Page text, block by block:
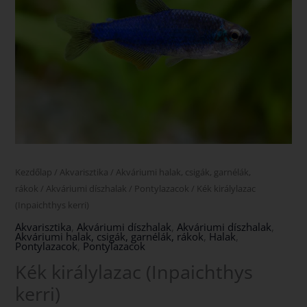
Kezdőlap / Akvarisztika / Akváriumi halak, csigák, garnélák,
rákok / Akváriumi díszhalak / Pontylazacok / Kék királylazac
(Inpaichthys kerri)
Akvarisztika ,Akváriumi díszhalak ,Akváriumi díszhalak
Akváriumi halak, csigák, garnélák, rákok Halak
Pontylazacok Pontylazacok
Kék királylazac (Inpaichthys
kerri)